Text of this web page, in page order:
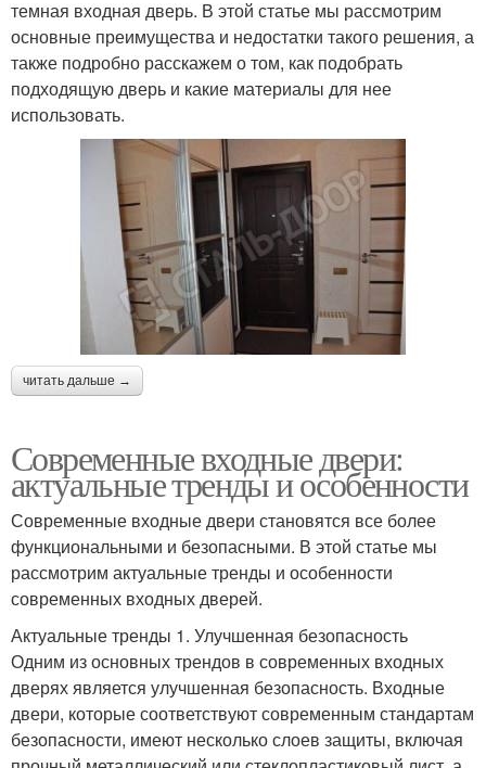
темная входная дверь. В этой статье мы рассмотрим
основные преимущества и недостатки такого решения, а
также подробно расскажем о том, как подобрать
подходящую дверь и какие материалы для нее
использовать.
читать дальше →
Современные входные двери:
актуальные тренды и особенности
Современные входные двери становятся все более
функциональными и безопасными. В этой статье мы
рассмотрим актуальные тренды и особенности
современных входных дверей.
Актуальные тренды 1. Улучшенная безопасность
Одним из основных трендов в современных входных
дверях является улучшенная безопасность. Входные
двери, которые соответствуют современным стандартам
безопасности, имеют несколько слоев защиты, включая